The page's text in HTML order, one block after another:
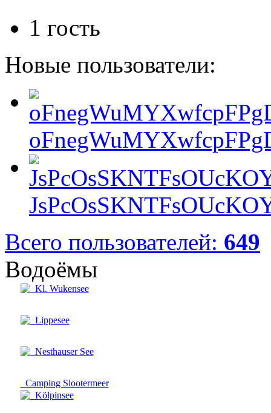
1 гость
Новые пользователи:
Всего пользователей: 649
Водоёмы
Kl. Wukensee
Lippesee
Nesthauser See
Camping Slootermeer
Kölpinsee